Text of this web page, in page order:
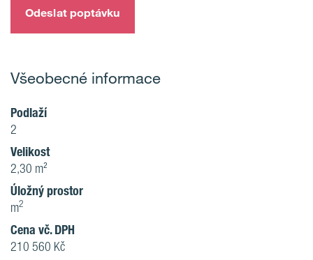
Odeslat poptávku
Všeobecné informace
Podlaží
2
Velikost
2,30 m²
Úložný prostor
m2
Cena vč. DPH
210 560 Kč